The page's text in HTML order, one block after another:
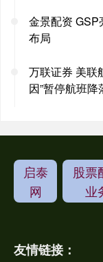
金景配资
布局
万联证券 美联
因”暂停航班降
启泰
网
股票
业
友情链接：